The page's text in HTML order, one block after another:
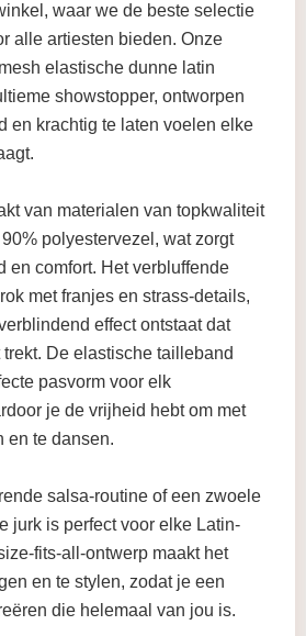
waar we de beste selectie
alle artiesten bieden. Onze
elastische dunne latin
showstopper, ontworpen
en krachtig te laten voelen elke
van materialen van topkwaliteit
polyestervezel, wat zorgt
en comfort. Het verbluffende
met franjes en strass-details,
effect ontstaat dat
De elastische tailleband
pasvorm voor elk
je de vrijheid hebt om met
en te dansen.
salsa-routine of een zwoele
jurk is perfect voor elke Latin-
fits-all-ontwerp maakt het
en te stylen, zodat je een
die helemaal van jou is.